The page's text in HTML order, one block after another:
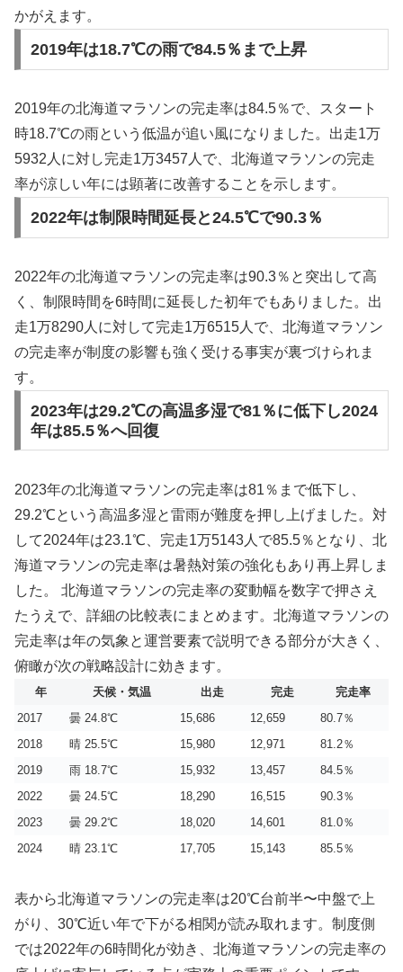
かがえます。
2019年は18.7℃の雨で84.5％まで上昇
2019年の北海道マラソンの完走率は84.5％で、スタート
時18.7℃の雨という低温が追い風になりました。出走1万
5932人に対し完走1万3457人で、北海道マラソンの完走
率が涼しい年には顕著に改善することを示します。
2022年は制限時間延長と24.5℃で90.3％
2022年の北海道マラソンの完走率は90.3％と突出して高
く、制限時間を6時間に延長した初年でもありました。出
走1万8290人に対して完走1万6515人で、北海道マラソン
の完走率が制度の影響も強く受ける事実が裏づけられま
す。
2023年は29.2℃の高温多湿で81％に低下し2024
年は85.5％へ回復
2023年の北海道マラソンの完走率は81％まで低下し、
29.2℃という高温多湿と雷雨が難度を押し上げました。対
して2024年は23.1℃、完走1万5143人で85.5％となり、北
海道マラソンの完走率は暑熱対策の強化もあり再上昇しま
した。 北海道マラソンの完走率の変動幅を数字で押さえ
たうえで、詳細の比較表にまとめます。北海道マラソンの
完走率は年の気象と運営要素で説明できる部分が大きく、
俯瞰が次の戦略設計に効きます。
年 天候・気温 出走 完走
完走率
2017
曇 24.8℃ 15,686 12,659
80.7％
2018
晴 25.5℃ 15,980 12,971
81.2％
2019
雨 18.7℃ 15,932 13,457
84.5％
2022
曇 24.5℃ 18,290 16,515
90.3％
2023
曇 29.2℃ 18,020 14,601
81.0％
2024
晴 23.1℃ 17,705 15,143 85.5％
表から北海道マラソンの完走率は20℃台前半〜中盤で上
がり、30℃近い年で下がる相関が読み取れます。制度側
では2022年の6時間化が効き、北海道マラソンの完走率の